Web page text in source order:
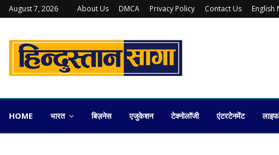
August 7, 2026 About Us DMCA Privacy Policy Contact Us English
कलकत्ता स्टॉक एक्सचेंज की वापसी कितनी व्यावहारिक?…
HOME भारत बिज़नेस एजुकेशन टेक्नोलॉजी एंटरटेनमेंट